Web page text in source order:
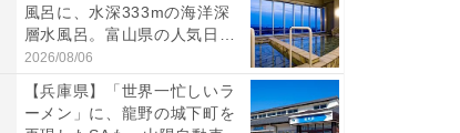
風呂に、水深333mの海洋深
層水風呂。富山県の人気日
帰...
2026/08/06
【兵庫県】「世界一忙しいラ
ーメン」に、龍野の城下町を